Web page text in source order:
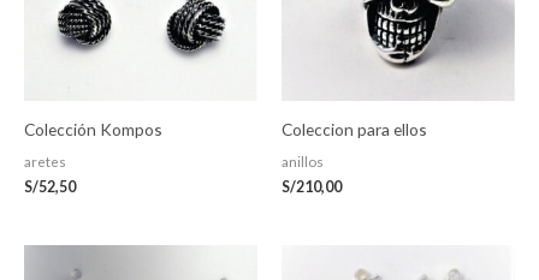
Colección Kompos
aretes
S/52,50
Coleccion para ellos
anillos
S/210,00